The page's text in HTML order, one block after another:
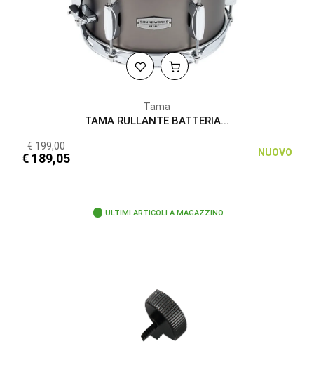
Tama
TAMA RULLANTE BATTERIA...
€ 199,00
€ 189,05 NUOVO
ULTIMI ARTICOLI A MAGAZZINO